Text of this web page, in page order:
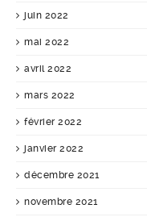
juin 2022
mai 2022
avril 2022
mars 2022
février 2022
janvier 2022
décembre 2021
novembre 2021